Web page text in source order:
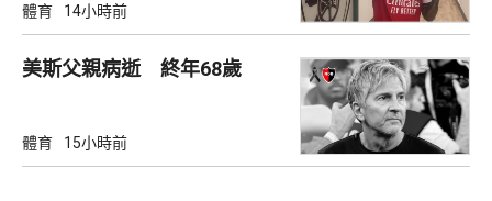
體育 14小時前
美斯父親病逝 終年68歲
體育 15小時前